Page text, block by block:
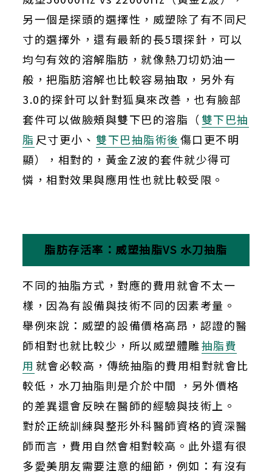
另一個是探頭的選擇性，威塑除了有不同尺
寸的選擇外，還有最新的長5環探針，可以
均勻有效的溶解脂肪，就像熱刀切奶油一
般，把脂肪溶解也比較容易抽取，另外有
3.0的探針可以針對狐臭來改善，也有臉部
套件可以做臉頰與雙下巴的溶脂（雙下巴抽
脂 尺寸更小、 雙下巴抽脂術後傷口更不明
顯），相對的，黃金Z波的套件就少得可
憐，相對效果與應用性也就比較受限。
脂肪存活率：威塑抽脂VS 水刀抽脂
不同的抽脂方式，對應的費用就會不太一
樣，因為有設備與技術不同的因素考量。
舉例來說：威塑的設備價格高昂，認證的醫
師相對也就比較少，所以威塑體雕抽脂費
用 就會必較高，傳統抽脂的費用相對就會比
較低，水刀抽脂則是介於中間 ，另外價格
的差異還會反映在醫師的經驗與技術上。
對於正統訓練與整形外科醫師資格的資深醫
師而言，費用自然會相對較高。此外還有很
多愛美朋友需要注意的細節，例如：有沒有